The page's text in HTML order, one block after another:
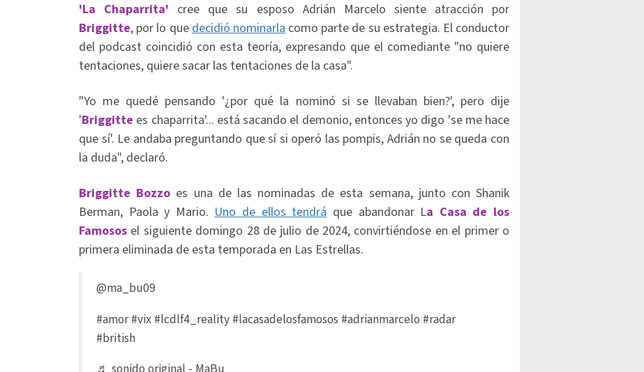
'La Chaparrita' cree que su esposo Adrián Marcelo siente atracción por
Briggitte, por lo quedecidió nominarlacomo parte de su estrategia. El conductor
del podcast coincidió con esta teoría, expresando que el comediante "no quiere
tentaciones, quiere sacar las tentaciones de la casa".
"Yo me quedé pensando '¿por qué la nominó si se llevaban bien?', pero dije
'Briggitte es chaparrita'... está sacando el demonio, entonces yo digo 'se me hace
que sí'. Le andaba preguntando que sí si operó las pompis, Adrián no se queda con
la duda", declaró.
Briggitte Bozzo es una de las nominadas de esta semana, junto con Shanik
Berman, Paola y Mario.Uno de ellos tendráque abandonar La Casa de los
Famosos el siguiente domingo 28 de julio de 2024, convirtiéndose en el primer o
primera eliminada de esta temporada en Las Estrellas.
@ma_bu09
#amor #vix #lcdlf4_reality #lacasadelosfamosos #adrianmarcelo #radar
#british